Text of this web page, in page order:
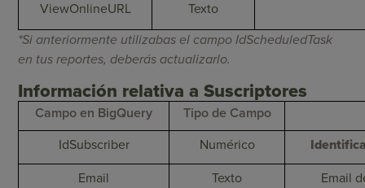
ViewOnlineURL
Texto
*Si anteriormente utilizabas el campo IdScheduledTask
en tus reportes, deberás actualizarlo.
Información relativa a Suscriptores
Campo en BigQuery
Tipo de Campo
IdSubscriber
Numérico
Email Texto Email